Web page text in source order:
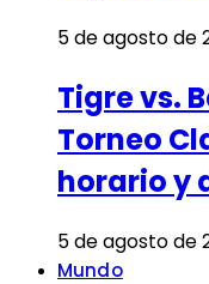
5 de agosto de
Tigre vs.
Torneo
horario y
5 de agosto de
Mundo